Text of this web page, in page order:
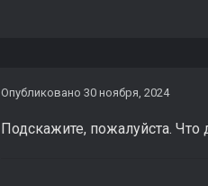
Опубликовано 30 ноября, 2024
Подскажите, пожалуйста.